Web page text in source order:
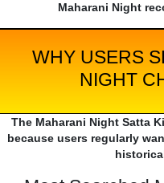
Maharani Night
WHY USERS
NIGHT
The Maharani Night Satta
because users regularly